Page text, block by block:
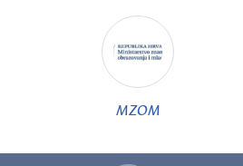
MZOM